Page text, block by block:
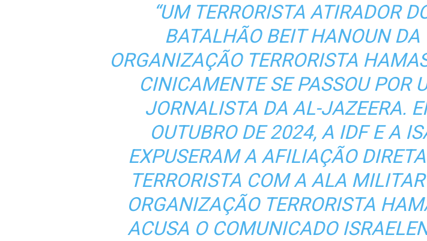
“UM TERRORISTA ATIRADOR
BATALHÃO BEIT HANOUN DA
ORGANIZAÇÃO TERRORISTA
CINICAMENTE SE PASSOU POR
JORNALISTA DA AL-JAZEERA.
OUTUBRO DE 2024, A IDF E A
EXPUSERAM A AFILIAÇÃO
TERRORISTA COM A ALA
ORGANIZAÇÃO TERRORISTA
ACUSA O COMUNICADO